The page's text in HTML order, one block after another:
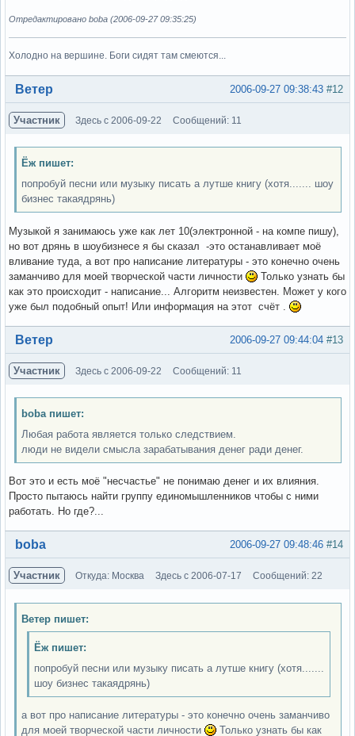
Отредактировано boba (2006-09-27 09:35:25)
Холодно на вершине. Боги сидят там смеются...
Вне форума #12
2006-09-27 09:38:43
Ветер
Участник Здесь с 2006-09-22 Сообщений: 11
Ёж пишет:
попробуй песни или музыку писать а лутше книгу (хотя....... шоу
бизнес такаядрянь)
Музыкой я занимаюсь уже как лет 10(электронной - на компе пишу),
но вот дрянь в шоубизнесе я бы сказал -это останавливает моё
вливание туда, а вот про написание литературы - это конечно очень
заманчиво для моей творческой части личности
Только узнать бы
как это происходит - написание... Алгоритм неизвестен. Может у кого
уже был подобный опыт! Или информация на этот счёт .
Вне форума #13
2006-09-27 09:44:04
Ветер
Участник Здесь с 2006-09-22 Сообщений: 11
boba пишет:
Любая работа является только следствием.
люди не видели смысла зарабатывания денег ради денег.
Вот это и есть моё "несчастье" не понимаю денег и их влияния.
Просто пытаюсь найти группу единомышленников чтобы с ними
работать. Но где?...
Вне форума #14
2006-09-27 09:48:46
boba
Участник Откуда: Москва Здесь с 2006-07-17 Сообщений: 22
Ветер пишет:
Ёж пишет:
попробуй песни или музыку писать а лутше книгу (хотя.......
шоу бизнес такаядрянь)
а вот про написание литературы - это конечно очень заманчиво
для моей творческой части личности
Только узнать бы как